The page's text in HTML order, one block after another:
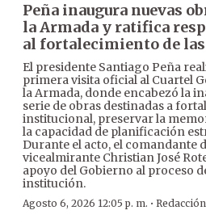
Peña inaugura nuevas
la Armada y ratifica
al fortalecimiento de las
El presidente Santiago Peña
primera visita oficial al Cuartel
la Armada, donde encabezó la
serie de obras destinadas a
institucional, preservar la
la capacidad de planificación
Durante el acto, el comandante
vicealmirante Christian José
apoyo del Gobierno al proceso
institución.
Agosto 6, 2026 12:05 p. m. ·